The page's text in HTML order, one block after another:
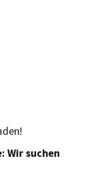
Wir suchen